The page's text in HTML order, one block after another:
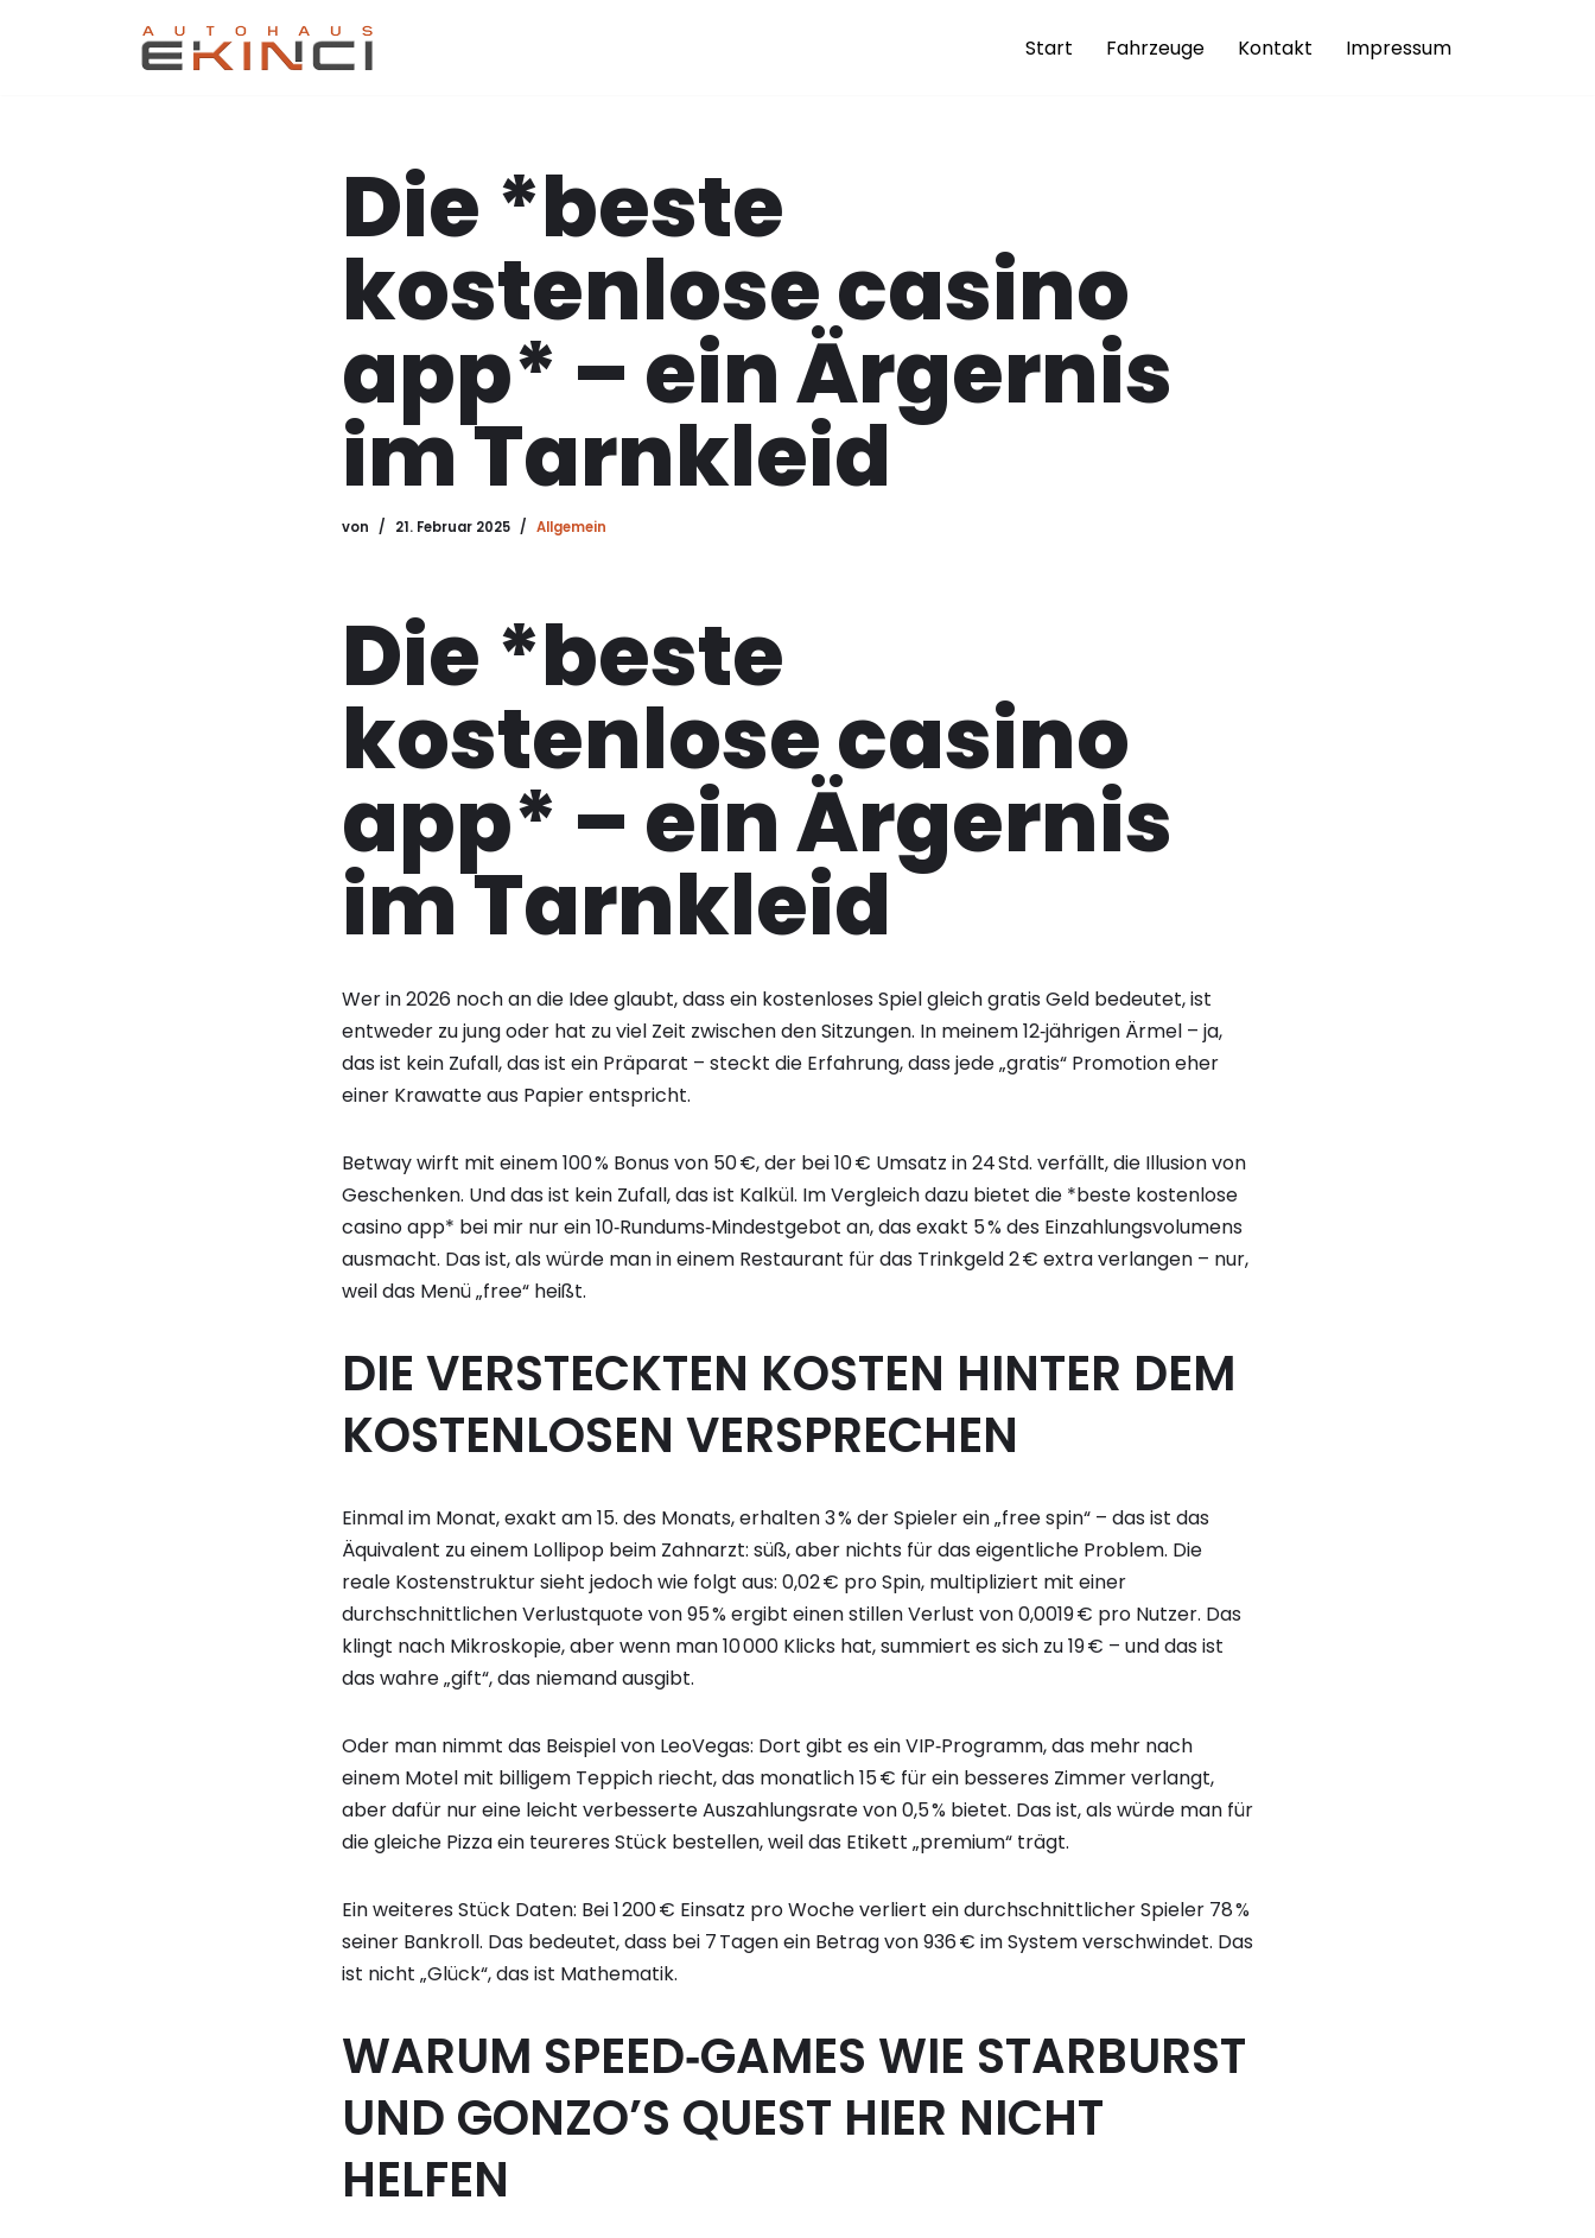
Start Fahrzeuge Kontakt Impressum
Die *beste
kostenlose casino
app* – ein Ärgernis
im Tarnkleid
von 21. Februar 2025 Allgemein
Die *beste
kostenlose casino
app* – ein Ärgernis
im Tarnkleid
Wer in 2026 noch an die Idee glaubt, dass ein kostenloses Spiel gleich gratis Geld bedeutet, ist
entweder zu jung oder hat zu viel Zeit zwischen den Sitzungen. In meinem 12‑jährigen Ärmel – ja,
das ist kein Zufall, das ist ein Präparat – steckt die Erfahrung, dass jede „gratis“ Promotion eher
einer Krawatte aus Papier entspricht.
Betway wirft mit einem 100 % Bonus von 50 €, der bei 10 € Umsatz in 24 Std. verfällt, die Illusion von
Geschenken. Und das ist kein Zufall, das ist Kalkül. Im Vergleich dazu bietet die *beste kostenlose
casino app* bei mir nur ein 10‑Rundums‑Mindestgebot an, das exakt 5 % des Einzahlungsvolumens
ausmacht. Das ist, als würde man in einem Restaurant für das Trinkgeld 2 € extra verlangen – nur,
weil das Menü „free“ heißt.
DIE VERSTECKTEN KOSTEN HINTER DEM
KOSTENLOSEN VERSPRECHEN
Einmal im Monat, exakt am 15. des Monats, erhalten 3 % der Spieler ein „free spin“ – das ist das
Äquivalent zu einem Lollipop beim Zahnarzt: süß, aber nichts für das eigentliche Problem. Die
reale Kostenstruktur sieht jedoch wie folgt aus: 0,02 € pro Spin, multipliziert mit einer
durchschnittlichen Verlustquote von 95 % ergibt einen stillen Verlust von 0,0019 € pro Nutzer. Das
klingt nach Mikroskopie, aber wenn man 10 000 Klicks hat, summiert es sich zu 19 € – und das ist
das wahre „gift“, das niemand ausgibt.
Oder man nimmt das Beispiel von LeoVegas: Dort gibt es ein VIP‑Programm, das mehr nach
einem Motel mit billigem Teppich riecht, das monatlich 15 € für ein besseres Zimmer verlangt,
aber dafür nur eine leicht verbesserte Auszahlungsrate von 0,5 % bietet. Das ist, als würde man für
die gleiche Pizza ein teureres Stück bestellen, weil das Etikett „premium“ trägt.
Ein weiteres Stück Daten: Bei 1 200 € Einsatz pro Woche verliert ein durchschnittlicher Spieler 78 %
seiner Bankroll. Das bedeutet, dass bei 7 Tagen ein Betrag von 936 € im System verschwindet. Das
ist nicht „Glück“, das ist Mathematik.
WARUM SPEED‑GAMES WIE STARBURST
UND GONZO’S QUEST HIER NICHT
HELFEN